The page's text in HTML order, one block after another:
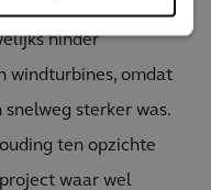
hinder
windturbines, omdat
sterker was.
ten opzichte
waar wel